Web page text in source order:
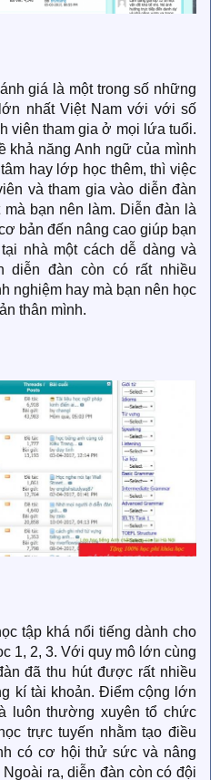
giá là một trong số những
nhất Việt Nam với với số
viên tham gia ở mọi lứa tuổi.
khả năng Anh ngữ của mình
hay lớp học thêm, thì việc
và tham gia vào diễn đàn
bạn nên làm. Diễn đàn là
bản đến nâng cao giúp bạn
nhà một cách dễ dàng và
diễn đàn còn có rất nhiều
nghiệm hay mà bạn nên học
thân mình.
tập khá nổi tiếng dành cho
1, 2, 3. Với quy mô lớn cùng
đã thu hút được rất nhiều
kí tài khoản. Điểm cộng lớn
luôn thường xuyên tổ chức
trực tuyến nhằm tạo điều
có cơ hội thử sức và nâng
ra, diễn đàn còn có đội